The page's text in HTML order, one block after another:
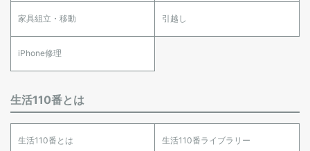
家具組立・移動 引越し
iPhone修理
生活110番とは
生活110番とは 生活110番ライブラリー